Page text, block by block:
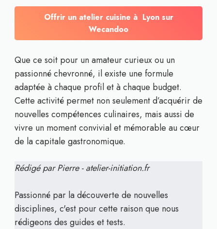
Offrir un atelier cuisine à Lyon sur
Wecandoo
Que ce soit pour un amateur curieux ou un
passionné chevronné, il existe une formule
adaptée à chaque profil et à chaque budget.
Cette activité permet non seulement d’acquérir de
nouvelles compétences culinaires, mais aussi de
vivre un moment convivial et mémorable au cœur
de la capitale gastronomique.
Rédigé par Pierre - atelier-initiation.fr
Passionné par la découverte de nouvelles
disciplines, c'est pour cette raison que nous
rédigeons des guides et tests.